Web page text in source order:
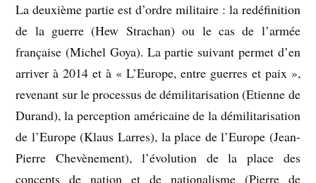
La deuxième partie est d’ordre militaire : la redéfinition
de la guerre (Hew Strachan) ou le cas de l’armée
française (Michel Goya). La partie suivant permet d’en
arriver à 2014 et à « L’Europe, entre guerres et paix »,
revenant sur le processus de démilitarisation (Etienne de
Durand), la perception américaine de la démilitarisation
de l’Europe (Klaus Larres), la place de l’Europe (Jean-
Pierre Chevènement), l’évolution de la place des
concepts de nation et de nationalisme (Pierre de